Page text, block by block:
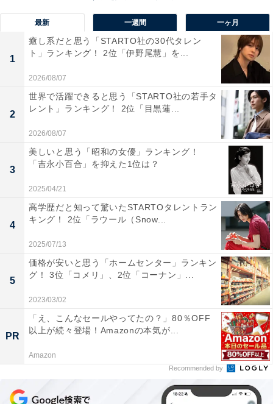
1位：山中湖温泉／47票
1位は「山中湖温泉」でした。富士山を望む山中湖のほ
とりに位置する山中湖温泉は、絶景を楽しみながら温泉
に浸かれる点が穴場として高く評価されています。周辺
には観光スポットも多く、湖とともに自然を満喫できる
点や、比較的知名度が高いながらも混雑が少なくゆった
りと過ごせる環境、富士山の絶景を眺められる露天風呂
など、景観と温泉の両方を楽しめる点が魅力として挙げ
られています。
回答者からは「富士山を望む露天風呂があり、贅沢な時
間を楽しめそうだから」（30代男性／富山県）、「山中
湖は富士山も見えて絶景なので、行ってみたいです」
（50代女性／新潟県）、「富士山を目の前にして楽しむ
温泉は格別です！」（30代女性／愛知県）などのコメン
トが寄せられていました。
※回答コメントは原文ママです
8位までの全ランキング結果を見
最新 一週間 一ヶ月
1
癒し系だと思う「STARTO社の30代タレン
ト」ランキング！ 2位「伊野尾慧」を...
2026/08/07
2
世界で活躍できると思う「STARTO社の若手タ
レント」ランキング！ 2位「目黒蓮...
2026/08/07
3
美しいと思う「昭和の女優」ランキング！
「吉永小百合」を抑えた1位は？
2025/04/21
4
高学歴だと知って驚いたSTARTOタレントラン
キング！ 2位「ラウール（Snow...
2025/07/13
5
価格が安いと思う「ホームセンター」ランキン
グ！ 3位「コメリ」、2位「コーナン」...
2023/03/02
PR
「え、こんなセールやってたの？」80％OFF
以上が続々登場！Amazonの本気が...
Amazon
Recommended by